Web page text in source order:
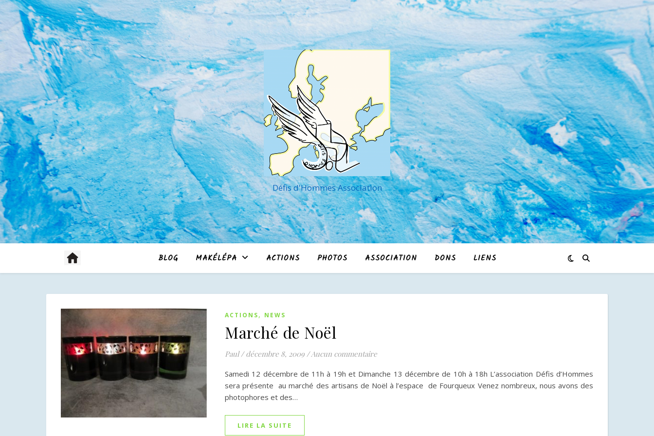
Défis d'Hommes Association
BLOG MAKÉLÉPA ACTIONS PHOTOS ASSOCIATION DONS LIENS
ACTIONS, NEWS
Marché de Noël
Paul / décembre 8, 2009 /Aucun commentaire
Samedi 12 décembre de 11h à 19h et Dimanche 13 décembre de 10h à 18h L’association Défis d’Hommes
sera présente au marché des artisans de Noël à l’espace de Fourqueux Venez nombreux, nous avons des
photophores et des…
LIRE LA SUITE